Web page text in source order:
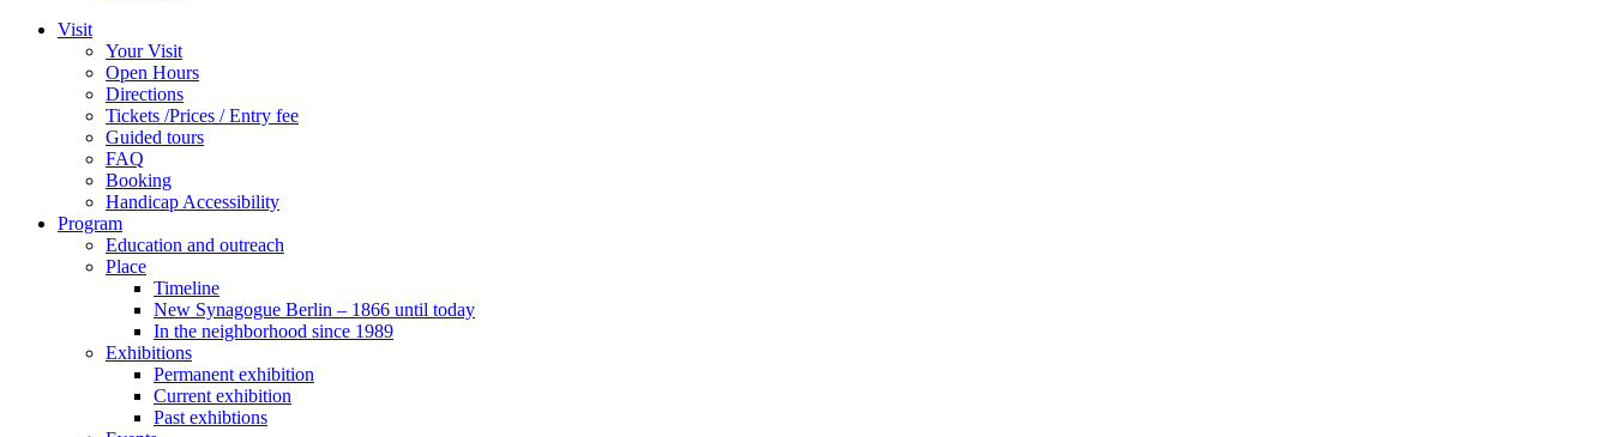
Visit
Your Visit
Open Hours
Directions
Tickets /Prices / Entry fee
Guided tours
FAQ
Booking
Handicap Accessibility
Program
Education and outreach
Place
Timeline
New Synagogue Berlin – 1866 until today
In the neighborhood since 1989
Exhibitions
Permanent exhibition
Current exhibition
Past exhibtions